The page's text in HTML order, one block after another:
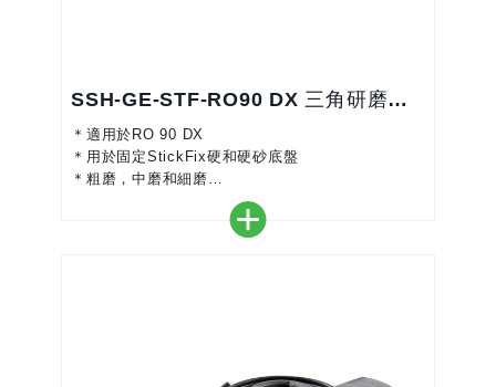
SSH-GE-STF-RO90 DX 三角研磨底盤座
＊適用於RO 90 DX
＊用於固定StickFix硬和硬砂底盤
＊粗磨，中磨和細磨